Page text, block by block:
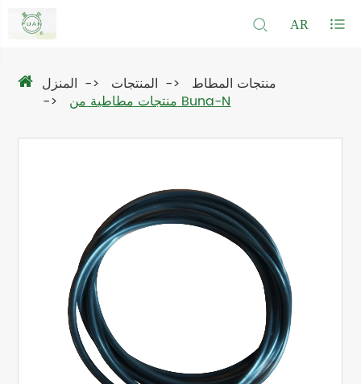
AR
المنزل المنتجات
منتجات المطاط
منتجات مطاطية من Buna-N